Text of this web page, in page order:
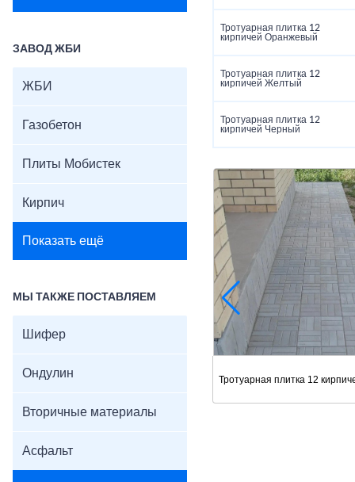
ЗАВОД ЖБИ
ЖБИ
Газобетон
Плиты Мобистек
Кирпич
Показать ещё
МЫ ТАКЖЕ ПОСТАВЛЯЕМ
Шифер
Ондулин
Вторичные материалы
Асфальт
Тротуарная плитка 12
кирпичей Оранжевый
Тротуарная плитка 12
кирпичей Желтый
Тротуарная плитка 12
кирпичей Черный
Тротуарная плитка 12